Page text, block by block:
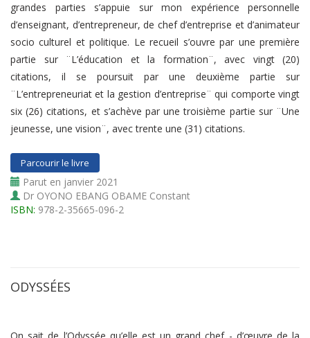
grandes parties s’appuie sur mon expérience personnelle
d’enseignant, d’entrepreneur, de chef d’entreprise et d’animateur
socio culturel et politique. Le recueil s’ouvre par une première
partie sur ¨L’éducation et la formation¨, avec vingt (20)
citations, il se poursuit par une deuxième partie sur
¨L’entrepreneuriat et la gestion d’entreprise¨ qui comporte vingt
six (26) citations, et s’achève par une troisième partie sur ¨Une
jeunesse, une vision¨, avec trente une (31) citations.
Parcourir le livre
Parut en janvier 2021
Dr OYONO EBANG OBAME Constant
ISBN: 978-2-35665-096-2
ODYSSÉES